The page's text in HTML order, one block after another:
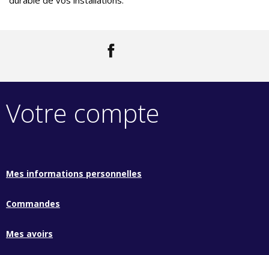
Votre compte
Mes informations personnelles
Commandes
Mes avoirs